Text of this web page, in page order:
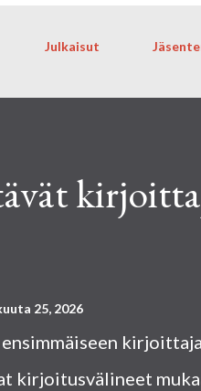
Julkaisut
25, 2026
kirjoitusvälineet